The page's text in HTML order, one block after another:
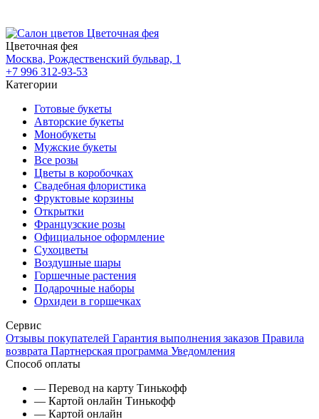
Цветочная фея
Москва, Рождественский бульвар, 1
+7 996 312-93-53
Категории
Готовые букеты
Авторские букеты
Монобукеты
Мужские букеты
Все розы
Цветы в коробочках
Свадебная флористика
Фруктовые корзины
Открытки
Французские розы
Официальное оформление
Сухоцветы
Воздушные шары
Горшечные растения
Подарочные наборы
Орхидеи в горшечках
Сервис
Отзывы покупателей Гарантия выполнения заказов Правила
возврата Партнерская программа Уведомления
Способ оплаты
— Перевод на карту Тинькофф
— Картой онлайн Тинькофф
— Картой онлайн